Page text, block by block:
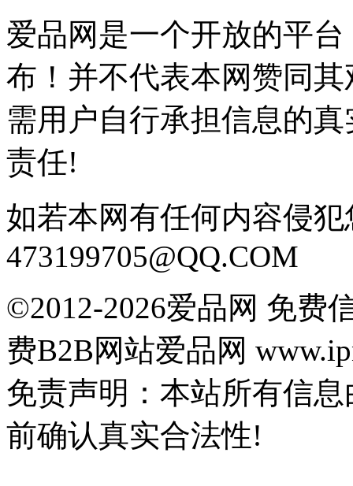
爱品网是一个开放的平
布！并不代表本网赞同
需用户自行承担信息的
责任!
如若本网有任何内容侵
473199705@QQ.COM
©2012-2026爱品网 免费
费B2B网站爱品网
免责声明：本站所有信
前确认真实合法性!